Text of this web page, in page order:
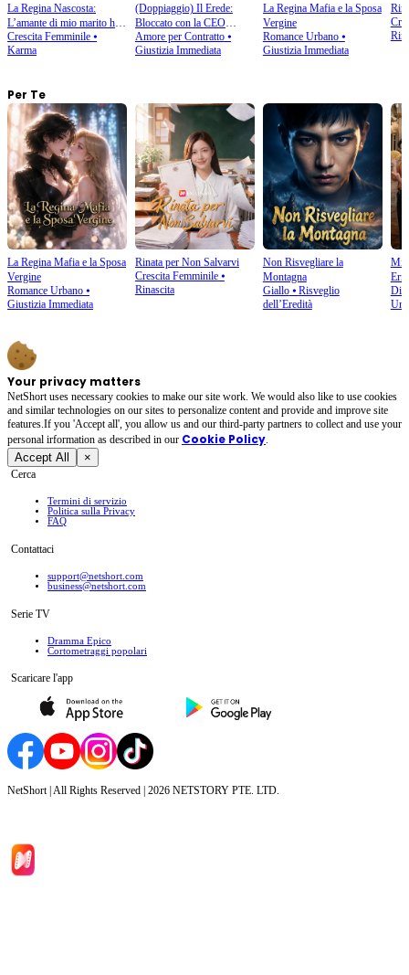
La Regina Nascosta:
L’amante di mio marito ha
distrutto il mio impero
Crescita Femminile ⦁
Karma
(Doppiaggio) Il Erede:
Bloccato con la CEO
Bellissima
Amore per Contratto⦁
Giustizia Immediata
La Regina Mafia e la Sposa
Vergine
Romance Urbano⦁
Giustizia Immediata
Per Te
La Regina Mafia e la Sposa
Vergine
Romance Urbano ⦁
Giustizia Immediata
Rinata per Non Salvarvi
Crescita Femminile⦁
Rinascita
Non Risvegliare la
Montagna
Giallo⦁ Risveglio
dell’Eredità
Mi
Your privacy matters
NetShort uses necessary cookies to make our site work. We would also like to use cookies
and similar technologies on our sites to personalize content and provide and improve site
features.If you 'Accept all', you allow us and our third-party partners to collect and use your
personal irformation as described in our Cookie Policy.
Accept All ×
Cerca
Termini di servizio
Politica sulla Privacy
FAQ
Contattaci
support@netshort.com
business@netshort.com
Serie TV
Dramma Epico
‌Cortometraggi popolari
Scaricare l'app
NetShort | All Rights Reserved | 2026 NETSTORY PTE. LTD.